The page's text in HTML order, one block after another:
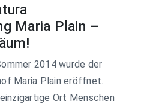
Maria Plain –
2014 wurde der
Maria Plain eröffnet.
Ort Menschen